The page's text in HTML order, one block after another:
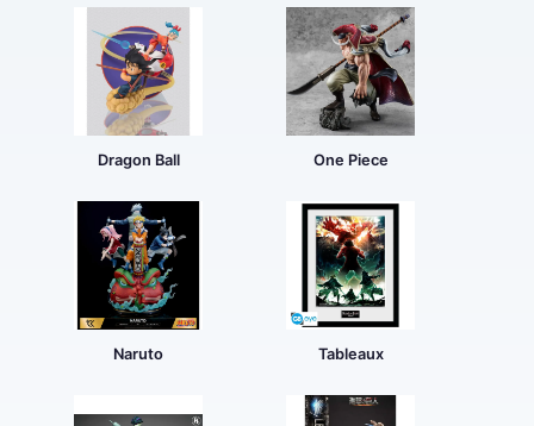
Dragon Ball One Piece
Naruto Tableaux